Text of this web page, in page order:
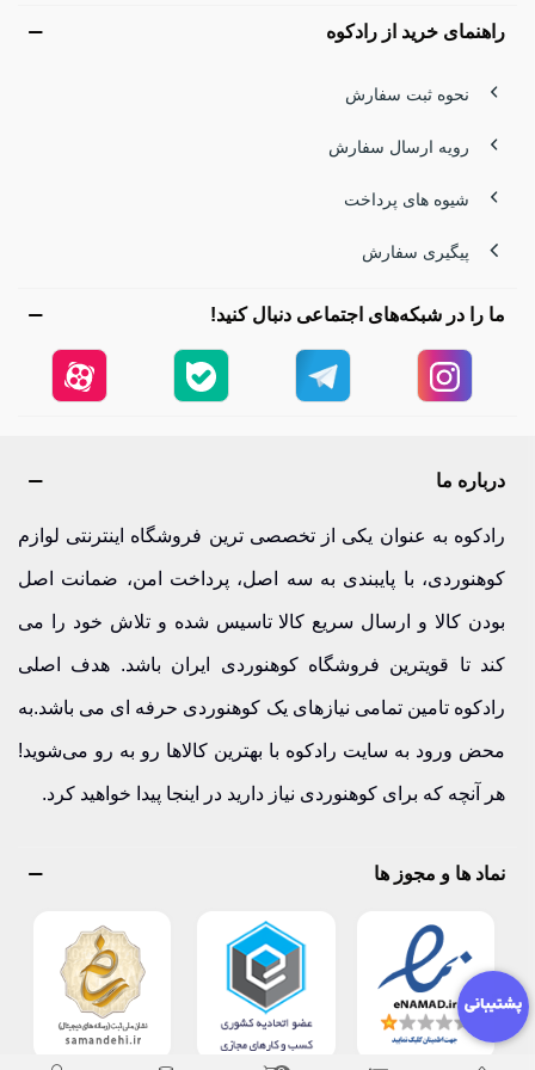
کوهنوردی
ارتفاعات است؛ جایی که تنها یک سرشعله مطمئن می‌تواند
نوشیدنی گرم شما را آماده کند.
بولین با تمرکز بر تجهیزات پخت‌وپز کمپینگ و کوهنوردی، توانسته
محصولاتی طراحی کند که هم سبک هستند و هم عملکرد
قدرتمندی دارند.
است.
نقطه قوت بولین، ترکیب قیمت مناسب با کیفیت قابل‌اعتماد
است، موضوعی که برای کوهنوردان نیمه‌حرفه‌ای و حرفه‌ای
اهمیت زیادی دارد.
اگر قصد خرید سرشعله یا ظروف کمپینگ دارید، توجه به وزن،
مصرف سوخت و پایداری شعله از مهم‌ترین فاکتورهاست؛ دقیقاً
اگر به دنبال تجهیزاتی هستید که در شرایط سخت هم شما را
ناامید نکند، محصولات بولین را بررسی کنید و یک انتخاب حرفه‌ای
داشته باشید.
برند بولین ساخت کجاست؟
راهنمای خرید از رادکوه
نحوه ثبت سفارش
رویه ارسال سفارش
شیوه های پرداخت
پیگیری سفارش
ما را در شبکه‌های اجتماعی دنبال کنید!
درباره ما
رادکوه به عنوان یکی از تخصصی ترین فروشگاه اینترنتی لوازم
کوهنوردی، با پایبندی به سه اصل، پرداخت امن، ضمانت اصل
بودن کالا و ارسال سریع کالا تاسیس شده و تلاش خود را می
کند تا قویترین فروشگاه کوهنوردی ایران باشد. هدف اصلی
رادکوه تامین تمامی نیازهای یک کوهنوردی حرفه ای می باشد.به
محض ورود به سایت رادکوه با بهترین کالاها رو به رو می‌شوید!
هر آنچه که برای کوهنوردی نیاز دارید در اینجا پیدا خواهید کرد.
نماد ها و مجوز ها